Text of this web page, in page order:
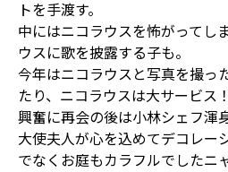
トを手渡す。
中にはニコラウスを怖がってし
ウスに歌を披露する子も。
今年はニコラウスと写真を撮っ
たり、ニコラウスは大サービス！
興奮に再会の後は小林シェフ渾
大使夫人が心を込めてデコレー
でなくお庭もカラフルでしたニ